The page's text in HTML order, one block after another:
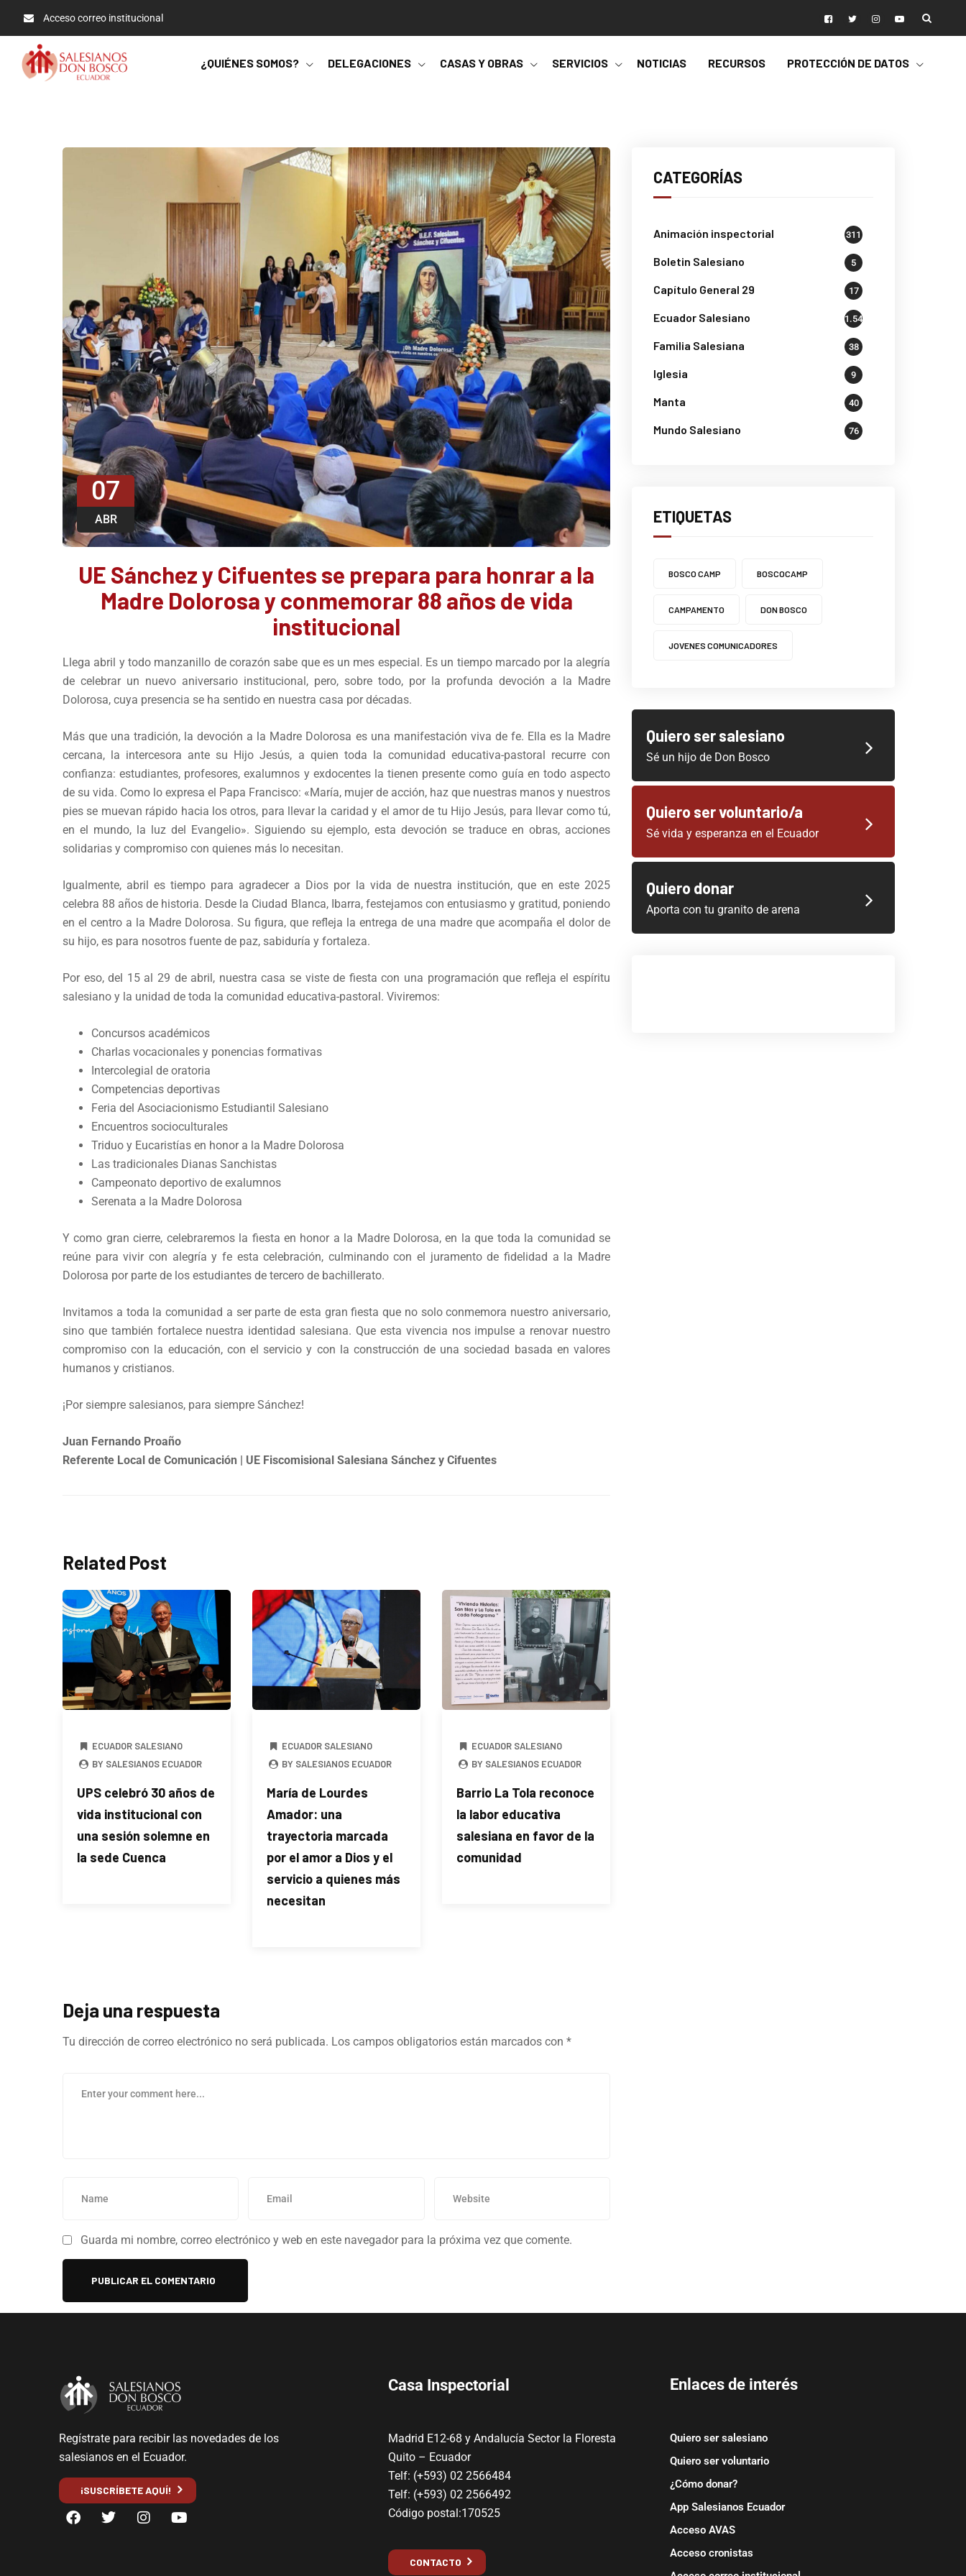
Acceso correo institucional
¿QUIÉNES SOMOS? DELEGACIONES CASAS Y OBRAS SERVICIOS NOTICIAS RECURSOS PROTECCIÓN DE DATOS
07
ABR
UE Sánchez y Cifuentes se prepara para honrar a la
Madre Dolorosa y conmemorar 88 años de vida
institucional
Llega abril y todo manzanillo de corazón sabe que es un mes especial. Es un tiempo marcado por la alegría
de celebrar un nuevo aniversario institucional, pero, sobre todo, por la profunda devoción a la Madre
Dolorosa, cuya presencia se ha sentido en nuestra casa por décadas.
Más que una tradición, la devoción a la Madre Dolorosa es una manifestación viva de fe. Ella es la Madre
cercana, la intercesora ante su Hijo Jesús, a quien toda la comunidad educativa-pastoral recurre con
confianza: estudiantes, profesores, exalumnos y exdocentes la tienen presente como guía en todo aspecto
de su vida. Como lo expresa el Papa Francisco: «María, mujer de acción, haz que nuestras manos y nuestros
pies se muevan rápido hacia los otros, para llevar la caridad y el amor de tu Hijo Jesús, para llevar como tú,
en el mundo, la luz del Evangelio». Siguiendo su ejemplo, esta devoción se traduce en obras, acciones
solidarias y compromiso con quienes más lo necesitan.
Igualmente, abril es tiempo para agradecer a Dios por la vida de nuestra institución, que en este 2025
celebra 88 años de historia. Desde la Ciudad Blanca, Ibarra, festejamos con entusiasmo y gratitud, poniendo
en el centro a la Madre Dolorosa. Su figura, que refleja la entrega de una madre que acompaña el dolor de
su hijo, es para nosotros fuente de paz, sabiduría y fortaleza.
Por eso, del 15 al 29 de abril, nuestra casa se viste de fiesta con una programación que refleja el espíritu
salesiano y la unidad de toda la comunidad educativa-pastoral. Viviremos:
Concursos académicos
Charlas vocacionales y ponencias formativas
Intercolegial de oratoria
Competencias deportivas
Feria del Asociacionismo Estudiantil Salesiano
Encuentros socioculturales
Triduo y Eucaristías en honor a la Madre Dolorosa
Las tradicionales Dianas Sanchistas
Campeonato deportivo de exalumnos
Serenata a la Madre Dolorosa
Y como gran cierre, celebraremos la fiesta en honor a la Madre Dolorosa, en la que toda la comunidad se
reúne para vivir con alegría y fe esta celebración, culminando con el juramento de fidelidad a la Madre
Dolorosa por parte de los estudiantes de tercero de bachillerato.
Invitamos a toda la comunidad a ser parte de esta gran fiesta que no solo conmemora nuestro aniversario,
sino que también fortalece nuestra identidad salesiana. Que esta vivencia nos impulse a renovar nuestro
compromiso con la educación, con el servicio y con la construcción de una sociedad basada en valores
humanos y cristianos.
¡Por siempre salesianos, para siempre Sánchez!
Juan Fernando Proaño
Referente Local de Comunicación | UE Fiscomisional Salesiana Sánchez y Cifuentes
Related Post
ECUADOR SALESIANO
BY SALESIANOS ECUADOR
UPS celebró 30 años de
vida institucional con
una sesión solemne en
la sede Cuenca
ECUADOR SALESIANO
BY SALESIANOS ECUADOR
María de Lourdes
Amador: una
trayectoria marcada
por el amor a Dios y el
servicio a quienes más
necesitan
ECUADOR SALESIANO
BY SALESIANOS ECUADOR
Barrio La Tola reconoce
la labor educativa
salesiana en favor de la
comunidad
Deja una respuesta
Tu dirección de correo electrónico no será publicada. Los campos obligatorios están marcados con *
Guarda mi nombre, correo electrónico y web en este navegador para la próxima vez que comente.
CATEGORÍAS
Animación inspectorial 311
Boletin Salesiano 5
Capítulo General 29 17
Ecuador Salesiano 1.541
Familia Salesiana 38
Iglesia 9
Manta 40
Mundo Salesiano 76
ETIQUETAS
BOSCO CAMP BOSCOCAMP
CAMPAMENTO DON BOSCO
JOVENES COMUNICADORES
Quiero ser salesiano
Sé un hijo de Don Bosco
Quiero ser voluntario/a
Sé vida y esperanza en el Ecuador
Quiero donar
Aporta con tu granito de arena
Regístrate para recibir las novedades de los
salesianos en el Ecuador.
¡SUSCRÍBETE AQUÍ!
Casa Inspectorial
Madrid E12-68 y Andalucía Sector la Floresta
Quito – Ecuador
Telf: (+593) 02 2566484
Telf: (+593) 02 2566492
Código postal:170525
CONTACTO
Enlaces de interés
Quiero ser salesiano
Quiero ser voluntario
¿Cómo donar?
App Salesianos Ecuador
Acceso AVAS
Acceso cronistas